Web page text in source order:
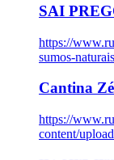
SAI
https://
sumos-
Cantina
https://
content/